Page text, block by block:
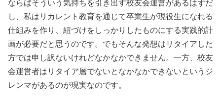
ならばそういう気持ちを引き出す校友会運営があるはずだ
し、私はリカレント教育を通じて卒業生が現役生になれる
仕組みを作り、紐づけをしっかりしたものにする実践的計
画が必要だと思うのです。でもそんな発想はリタイアした
方では申し訳ないけれどなかなかできません。一方、校友
会運営者はリタイア層でないとなかなかできないというジ
レンマがあるのが現実なのです。